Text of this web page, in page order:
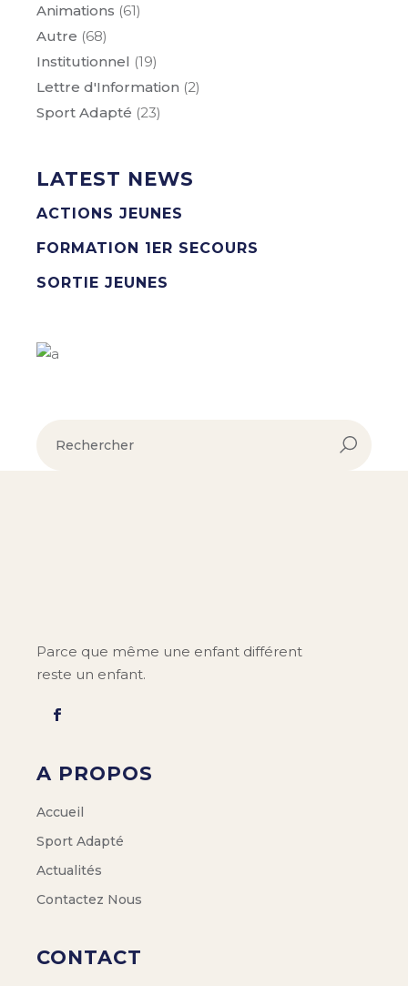
Animations (61)
Autre (68)
Institutionnel (19)
Lettre d'Information (2)
Sport Adapté (23)
LATEST NEWS
ACTIONS JEUNES
FORMATION 1ER SECOURS
SORTIE JEUNES
Parce que même une enfant différent
reste un enfant.
A PROPOS
Accueil
Sport Adapté
Actualités
Contactez Nous
CONTACT